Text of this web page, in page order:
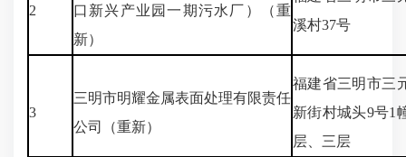
2
口新兴产业园一期污水厂）（重
新）
溪村37号
3
三明市明耀金属表面处理有限责任
公司（重新）
福建省三明市三
新街村城头9号1
层、三层